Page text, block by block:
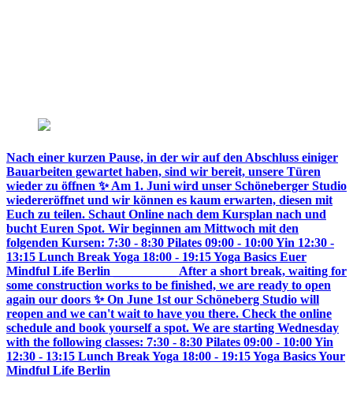
Nach einer kurzen Pause, in der wir auf den Abschluss einiger
Bauarbeiten gewartet haben, sind wir bereit, unsere Türen
wieder zu öffnen ✨ Am 1. Juni wird unser Schöneberger Studio
wiedereröffnet und wir können es kaum erwarten, diesen mit
Euch zu teilen. Schaut Online nach dem Kursplan nach und
bucht Euren Spot. Wir beginnen am Mittwoch mit den
folgenden Kursen: 7:30 - 8:30 Pilates 09:00 - 10:00 Yin 12:30 -
13:15 Lunch Break Yoga 18:00 - 19:15 Yoga Basics Euer
Mindful Life Berlin __________ After a short break, waiting for
some construction works to be finished, we are ready to open
again our doors ✨ On June 1st our Schöneberg Studio will
reopen and we can't wait to have you there. Check the online
schedule and book yourself a spot. We are starting Wednesday
with the following classes: 7:30 - 8:30 Pilates 09:00 - 10:00 Yin
12:30 - 13:15 Lunch Break Yoga 18:00 - 19:15 Yoga Basics Your
Mindful Life Berlin